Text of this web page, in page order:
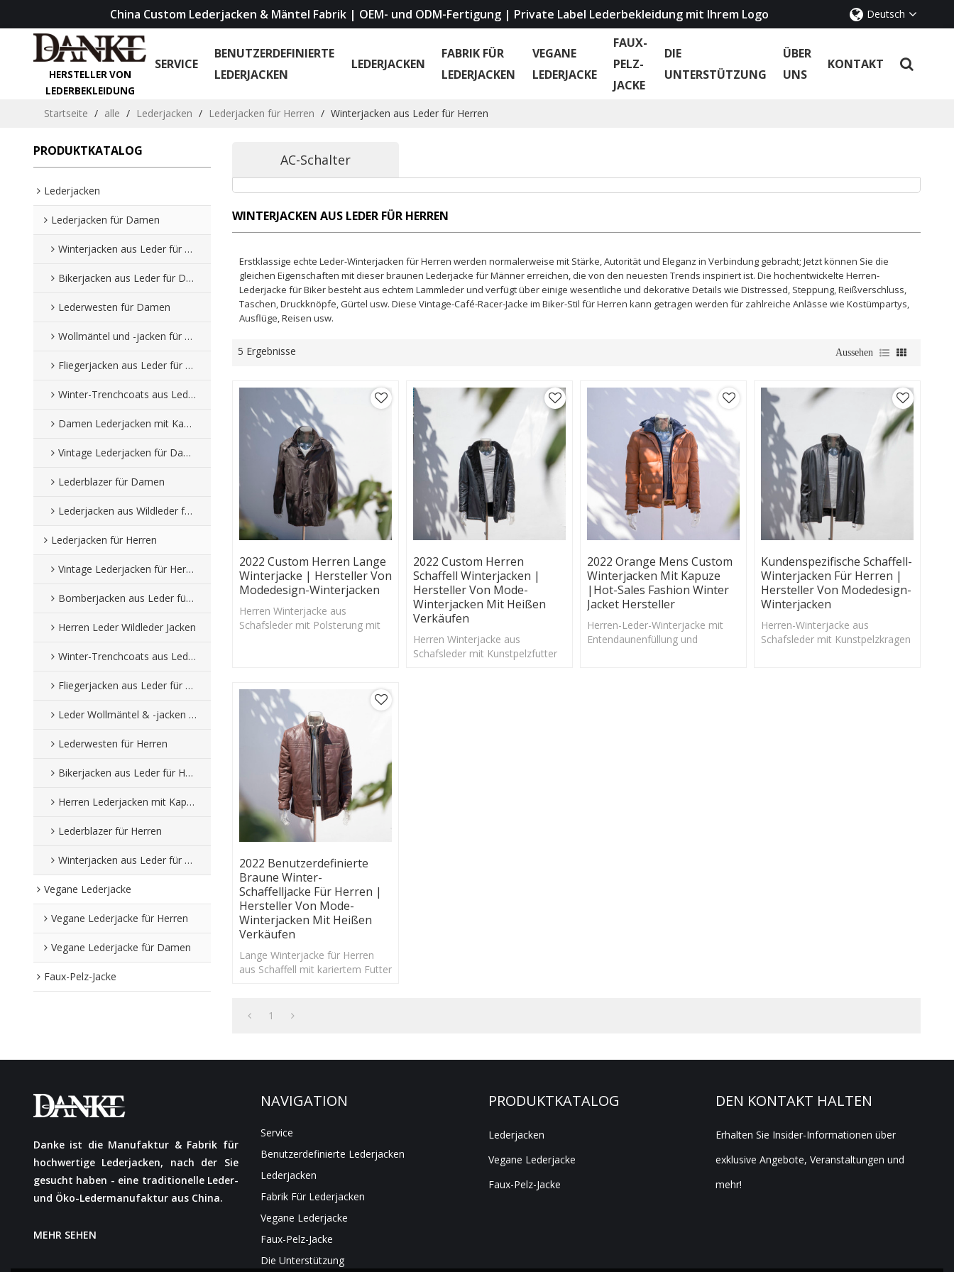
China Custom Lederjacken & Mäntel Fabrik | OEM- und ODM-Fertigung | Private Label Lederbekleidung mit Ihrem Logo Deutsch
HERSTELLER VON
LEDERBEKLEIDUNG
SERVICE
BENUTZERDEFINIERTE
LEDERJACKEN
LEDERJACKEN
FABRIK FÜR
LEDERJACKEN
VEGANE
LEDERJACKE
FAUX-
PELZ-
JACKE
DIE
UNTERSTÜTZUNG
ÜBER
UNS
KONTAKT
Startseite / alle / Lederjacken / Lederjacken für Herren / Winterjacken aus Leder für Herren
PRODUKTKATALOG
Lederjacken
Lederjacken für Damen
Winterjacken aus Leder für Damen
Bikerjacken aus Leder für Damen
Lederwesten für Damen
Wollmäntel und -jacken für Damen
Fliegerjacken aus Leder für Damen
Winter-Trenchcoats aus Leder für Damen
Damen Lederjacken mit Kapuze
Vintage Lederjacken für Damen
Lederblazer für Damen
Lederjacken aus Wildleder für Damen
Lederjacken für Herren
Vintage Lederjacken für Herren
Bomberjacken aus Leder für Herren
Herren Leder Wildleder Jacken
Winter-Trenchcoats aus Leder für Herren
Fliegerjacken aus Leder für Herren
Leder Wollmäntel & -jacken für Herren
Lederwesten für Herren
Bikerjacken aus Leder für Herren
Herren Lederjacken mit Kapuze
Lederblazer für Herren
Winterjacken aus Leder für Herren
Vegane Lederjacke
Vegane Lederjacke für Herren
Vegane Lederjacke für Damen
Faux-Pelz-Jacke
AC-Schalter
WINTERJACKEN AUS LEDER FÜR HERREN
Erstklassige echte Leder-Winterjacken für Herren werden normalerweise mit Stärke, Autorität und Eleganz in Verbindung gebracht; Jetzt können Sie die
gleichen Eigenschaften mit dieser braunen Lederjacke für Männer erreichen, die von den neuesten Trends inspiriert ist. Die hochentwickelte Herren-
Lederjacke für Biker besteht aus echtem Lammleder und verfügt über einige wesentliche und dekorative Details wie Distressed, Steppung, Reißverschluss,
Taschen, Druckknöpfe, Gürtel usw. Diese Vintage-Café-Racer-Jacke im Biker-Stil für Herren kann getragen werden für zahlreiche Anlässe wie Kostümpartys,
Ausflüge, Reisen usw.
5 Ergebnisse Aussehen
2022 Custom Herren Lange
Winterjacke | Hersteller Von
Modedesign-Winterjacken
Herren Winterjacke aus
Schafsleder mit Polsterung mit
2022 Custom Herren
Schaffell Winterjacken |
Hersteller Von Mode-
Winterjacken Mit Heißen
Verkäufen
Herren Winterjacke aus
Schafsleder mit Kunstpelzfutter
2022 Orange Mens Custom
Winterjacken Mit Kapuze
|Hot-Sales Fashion Winter
Jacket Hersteller
Herren-Leder-Winterjacke mit
Entendaunenfüllung und
Kundenspezifische Schaffell-
Winterjacken Für Herren |
Hersteller Von Modedesign-
Winterjacken
Herren-Winterjacke aus
Schafsleder mit Kunstpelzkragen
2022 Benutzerdefinierte
Braune Winter-
Schaffelljacke Für Herren |
Hersteller Von Mode-
Winterjacken Mit Heißen
Verkäufen
Lange Winterjacke für Herren
aus Schaffell mit kariertem Futter
1
Danke ist die Manufaktur & Fabrik für
hochwertige Lederjacken, nach der Sie
gesucht haben - eine traditionelle Leder-
und Öko-Ledermanufaktur aus China.
MEHR SEHEN
NAVIGATION
Service
Benutzerdefinierte Lederjacken
Lederjacken
Fabrik Für Lederjacken
Vegane Lederjacke
Faux-Pelz-Jacke
Die Unterstützung
PRODUKTKATALOG
Lederjacken
Vegane Lederjacke
Faux-Pelz-Jacke
DEN KONTAKT HALTEN
Erhalten Sie Insider-Informationen über
exklusive Angebote, Veranstaltungen und
mehr!